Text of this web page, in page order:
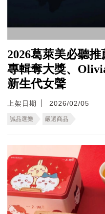
2026葛萊美必聽
專輯奪大獎、
新生代女聲
上架日期 2026/02/05
誠品選樂 嚴選商品